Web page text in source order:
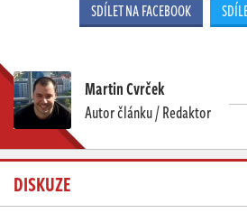
SDÍLET NA FACEBOOK
Martin Cvrček
Autor článku / Redaktor
DISKUZE